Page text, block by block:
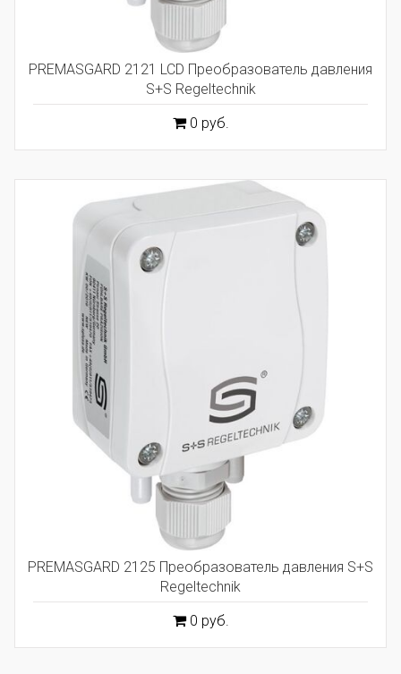
PREMASGARD 2121 LCD Преобразователь давления
S+S Regeltechnik
0 руб.
PREMASGARD 2125 Преобразователь давления S+S
Regeltechnik
0 руб.